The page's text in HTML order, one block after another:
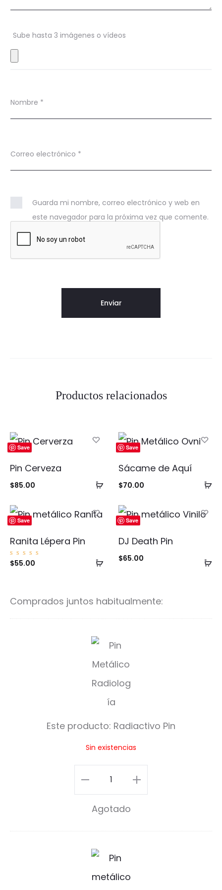
o
e
s
Sube hasta 3 imágenes o vídeos
Nombre *
Correo electrónico *
Guarda mi nombre, correo electrónico y web en
este navegador para la próxima vez que comente.
Productos relacionados
Save
Añadir
carrito
Pin Cerveza
$85.00
Save
Sácame de Aquí
$70.00
Save
Añadir
Ranita Lépera Pin
Valorad
o con
$55.00
Save
DJ Death Pin
$65.00
Comprados juntos habitualmente:
R
a
d
i
t
v
o
P
Este producto: Radiactivo Pin
Sin existencias
Radiactivo
Pin
cantidad
Agotado
L
a